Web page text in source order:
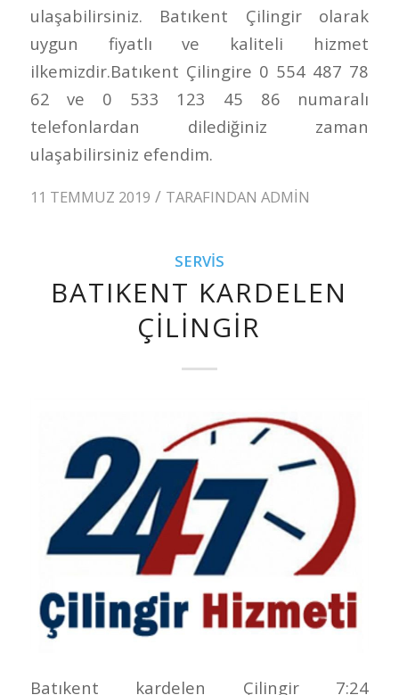
ulaşabilirsiniz. Batıkent Çilingir olarak
uygun fiyatlı ve kaliteli hizmet
ilkemizdir.Batıkent Çilingire 0 554 487 78
62 ve 0 533 123 45 86 numaralı
telefonlardan dilediğiniz zaman
ulaşabilirsiniz efendim.
11 TEMMUZ 2019 / TARAFINDAN ADMIN
SERVIS
BATIKENT KARDELEN
ÇILINGIR
Batıkent kardelen Çilingir 7:24